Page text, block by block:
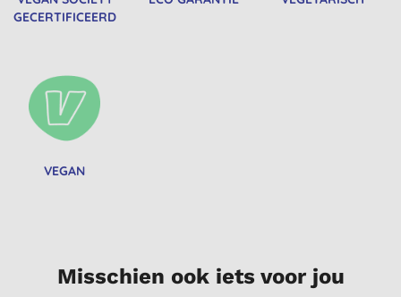
GECERTIFICEERD
VEGAN
Misschien ook iets voor jou